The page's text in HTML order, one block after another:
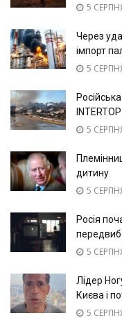
5
Через
імпорт
5
5
дитину
5
Росія
5
Лідер
Києва і
5